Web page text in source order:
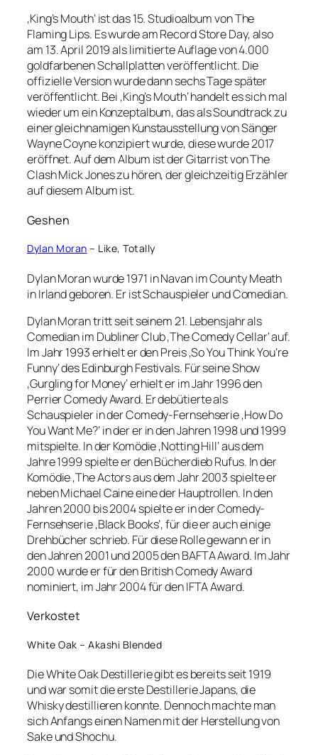
‚King’s Mouth‘ ist das 15. Studioalbum von The
Flaming Lips. Es wurde am Record Store Day, also
am 13. April 2019 als limitierte Auflage von 4.000
goldfarbenen Schallplatten veröffentlicht. Die
offizielle Version wurde dann sechs Tage später
veröffentlicht. Bei ‚King’s Mouth‘ handelt es sich mal
wieder um ein Konzeptalbum, das als Soundtrack zu
einer gleichnamigen Kunstausstellung von Sänger
Wayne Coyne konzipiert wurde, diese wurde 2017
eröffnet. Auf dem Album ist der Gitarrist von The
Clash Mick Jones zu hören, der gleichzeitig Erzähler
auf diesem Album ist.
Geshen
Dylan Moran – Like, Totally
Dylan Moran wurde 1971 in Navan im County Meath
in Irland geboren. Er ist Schauspieler und Comedian.
Dylan Moran tritt seit seinem 21. Lebensjahr als
Comedian im Dubliner Club ‚The Comedy Cellar‘ auf.
Im Jahr 1993 erhielt er den Preis ‚So You Think You’re
Funny‘ des Edinburgh Festivals. Für seine Show
‚Gurgling for Money‘ erhielt er im Jahr 1996 den
Perrier Comedy Award. Er debütierte als
Schauspieler in der Comedy-Fernsehserie ‚How Do
You Want Me?‘ in der er in den Jahren 1998 und 1999
mitspielte. In der Komödie ‚Notting Hill‘ aus dem
Jahre 1999 spielte er den Bücherdieb Rufus. In der
Komödie ‚The Actors aus dem Jahr 2003 spielte er
neben Michael Caine eine der Hauptrollen. In den
Jahren 2000 bis 2004 spielte er in der Comedy-
Fernsehserie ‚Black Books‘, für die er auch einige
Drehbücher schrieb. Für diese Rolle gewann er in
den Jahren 2001 und 2005 den BAFTA Award. Im Jahr
2000 wurde er für den British Comedy Award
nominiert, im Jahr 2004 für den IFTA Award.
Verkostet
White Oak – Akashi Blended
Die White Oak Destillerie gibt es bereits seit 1919
und war somit die erste Destillerie Japans, die
Whisky destillieren konnte. Dennoch machte man
sich Anfangs einen Namen mit der Herstellung von
Sake und Shochu.